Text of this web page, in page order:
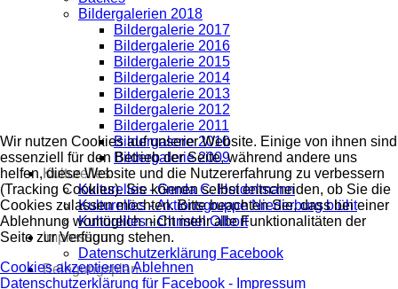
Bildergalerien 2018
Bildergalerie 2017
Bildergalerie 2016
Bildergalerie 2015
Bildergalerie 2014
Bildergalerie 2013
Bildergalerie 2012
Bildergalerie 2011
Bildergalerie 2010
Bildergalerie 2009
Kulturelles
Kulturelles - Gerda C. Heidelmann
Kulturelles - Aktionsgruppe Niederburg blüht
Kulturelles - Christel Olbort
Impressum
Datenschutzerklärung Facebook
Belegungsplan
Wir nutzen Cookies auf unserer Website. Einige von ihnen sind
essenziell für den Betrieb der Seite, während andere uns
helfen, diese Website und die Nutzererfahrung zu verbessern
(Tracking Cookies). Sie können selbst entscheiden, ob Sie die
Cookies zulassen möchten. Bitte beachten Sie, dass bei einer
Ablehnung womöglich nicht mehr alle Funktionalitäten der
Seite zur Verfügung stehen.
Cookies akzeptierenAblehnen
Datenschutzerklärung für Facebook - Impressum